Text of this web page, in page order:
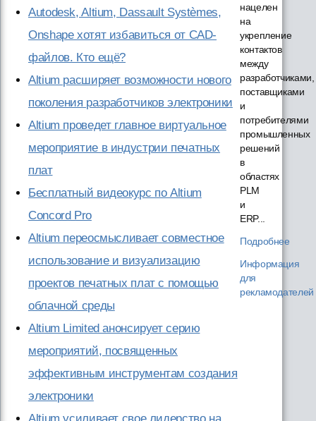
Autodesk, Altium, Dassault Systèmes,
Onshape хотят избавиться от CAD-
файлов. Кто ещё?
Altium расширяет возможности нового
поколения разработчиков электроники
Altium проведет главное виртуальное
мероприятие в индустрии печатных
плат
Бесплатный видеокурс по Altium
Concord Pro
Altium переосмысливает совместное
использование и визуализацию
проектов печатных плат с помощью
облачной среды
Altium Limited анонсирует серию
мероприятий, посвященных
эффективным инструментам создания
электроники
нацелен
на
укрепление
контактов
между
разработчиками,
поставщиками
и
потребителями
промышленных
решений
в
областях
PLM
и
ERP...
Подробнее
Информация
для
рекламодателей